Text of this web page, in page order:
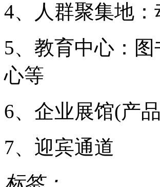
4、人群聚集地
5、教育中心：
心等
6、企业展馆(产
7、迎宾通道